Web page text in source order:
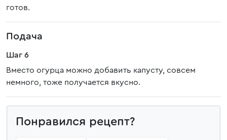
готов.
Подача
Шаг 6
Вместо огурца можно добавить капусту, совсем
немного, тоже получается вкусно.
Понравился рецепт?